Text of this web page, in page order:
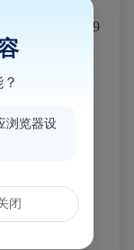
路89-8、89-9
浏览器设
闭